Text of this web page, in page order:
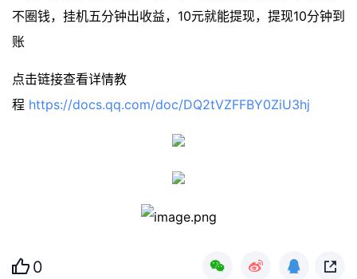
不圈钱，挂机五分钟出收益，10元就能提现，提现10分钟到
账
点击链接查看详情教
程 https://docs.qq.com/doc/DQ2tVZFFBY0ZiU3hj
0